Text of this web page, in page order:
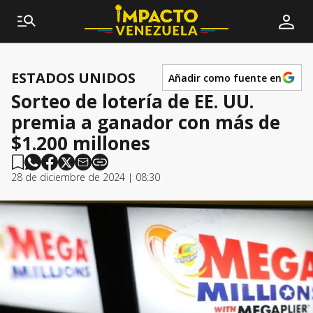
ESTADOS UNIDOS Añadir como fuente en
Sorteo de lotería de EE. UU.
premia a ganador con más de
$1.200 millones
28 de diciembre de 2024 | 08:30